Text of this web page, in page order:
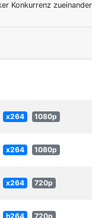
Konkurrenz
x264 1080p
x264 1080p
x264 720p
h264 720p